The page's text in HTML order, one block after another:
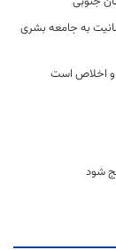
به جامعه بشری
و اخلاص است
شود